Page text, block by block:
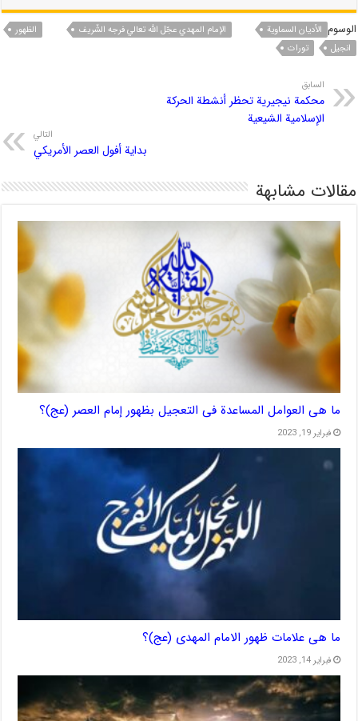
الوسوم الأدیان السماویة الإمام المهدي عجّل الله تعالي فرجه الشّريف
الظهور
انجیل
تورات
السابق
محكمة نيجيرية تحظر أنشطة الحركة
الإسلامية الشيعية
التالي
بداية أفول العصر الأمريكي
مقالات مشابهة
ما هی العوامل المساعدة فی التعجیل بظهور إمام العصر (عج)؟
فبراير 19, 2023
ما هی علامات ظهور الامام المهدی (عج)؟
فبراير 14, 2023